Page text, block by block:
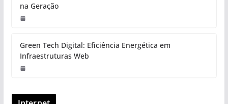
na Geração
Green Tech Digital: Eficiência Energética em
Infraestruturas Web